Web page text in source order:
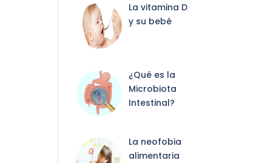
La vitamina D
y su bebé
¿Qué es la
Microbiota
Intestinal?
La neofobia
alimentaria